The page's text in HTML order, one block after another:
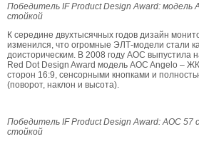
Победитель IF Product Design Award: модель
стойкой
К середине двухтысячных годов дизайн
изменился, что огромные ЭЛТ-модели стали
доисторическим. В 2008 году AOC выпустила
Red Dot Design Award модель AOC Angelo –
сторон 16:9, сенсорными кнопками и
(поворот, наклон и высота).
Победитель IF Product Design Award: AOC 57
стойкой